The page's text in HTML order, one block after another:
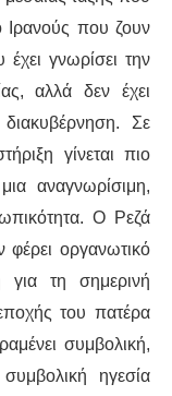
Ιρανούς που ζουν
γνωρίσει την
αλλά δεν έχει
Σε
γίνεται πιο
αναγνωρίσιμη,
Ο Ρεζά
φέρει οργανωτικό
τη σημερινή
του πατέρα
συμβολική,
ηγεσία